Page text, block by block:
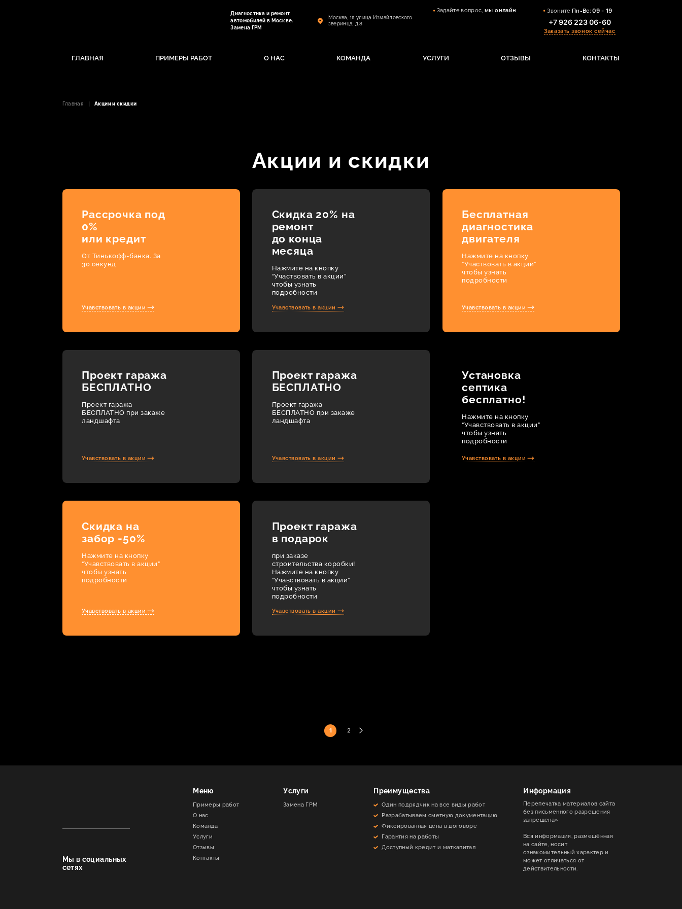
Диагностика и ремонт
автомобилей в Москве.
Замена ГРМ
Москва, 1я улица Измайловского
зверинца, д.8
Задайте вопрос,мы онлайн Звоните Пн-Вс:09 - 19
+7 926 223 06-60
Заказать звонок сейчас
ГЛАВНАЯ ПРИМЕРЫ РАБОТ О НАС КОМАНДА УСЛУГИ ОТЗЫВЫ КОНТАКТЫ
Главная Акции и скидки
Акции и скидки
Рассрочка под
0%
или кредит
От Тинькофф-банка. За
30 секунд
Учавствовать в акции
Скидка 20% на
ремонт
до конца
месяца
Нажмите на кнопку
“Участвовать в акции”
чтобы узнать
подробности
Учавствовать в акции
Бесплатная
диагностика
двигателя
Нажмите на кнопку
“Участвовать в акции”
чтобы узнать
подробности
Учавствовать в акции
Проект гаража
БЕСПЛАТНО
Проект гаража
БЕСПЛАТНО при закаже
ландшафта
Учавствовать в акции
Проект гаража
БЕСПЛАТНО
Проект гаража
БЕСПЛАТНО при закаже
ландшафта
Учавствовать в акции
Установка
септика
бесплатно!
Нажмите на кнопку
“Учавствовать в акции”
чтобы узнать
подробности
Учавствовать в акции
Скидка на
забор -50%
Нажмите на кнопку
“Учавствовать в акции”
чтобы узнать
подробности
Учавствовать в акции
Проект гаража
в подарок
при заказе
строительства коробки!
Нажмите на кнопку
“Учавствовать в акции”
чтобы узнать
подробности
Учавствовать в акции
1 2
Мы в социальных
сетях
Меню
Примеры работ
О нас
Команда
Услуги
Отзывы
Контакты
Услуги
Замена ГРМ
Преимущества
Один подрядчик на все виды работ
Разрабатываем сметную документацию
Фиксированная цена в договоре
Гарантия на работы
Доступный кредит и маткапитал
Информация
Перепечатка материалов сайта
без письменного разрешения
запрещена»
Вся информация, размещённая
на сайте, носит
ознакомительный характер и
может отличаться от
действительности.